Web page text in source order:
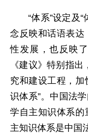
“体系”设定及
念反映和话语表
性发展，也反映
《建议》特别指
究和建设工程，
识体系”。中国法
学自主知识体系的
主知识体系是中国